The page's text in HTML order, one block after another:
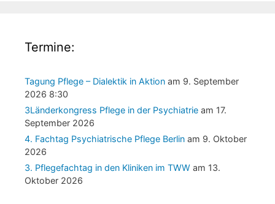
Termine:
Tagung Pflege – Dialektik in Aktion am 9. September
2026 8:30
3Länderkongress Pflege in der Psychiatrie am 17.
September 2026
4. Fachtag Psychiatrische Pflege Berlin am 9. Oktober
2026
3. Pflegefachtag in den Kliniken im TWW am 13.
Oktober 2026